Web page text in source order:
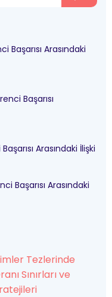
Başarısı Arasındaki
Başarısı
Arasındaki İlişki
Başarısı Arasındaki
Tezlerinde
Sınırları ve